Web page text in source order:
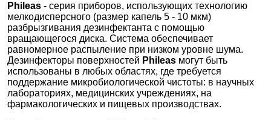
Phileas - серия приборов, использующих технологию
мелкодисперсного (размер капель 5 - 10 мкм)
разбрызгивания дезинфектанта с помощью
вращающегося диска. Система обеспечивает
равномерное распыление при низком уровне шума.
Дезинфекторы поверхностей Phileas могут быть
использованы в любых областях, где требуется
поддержание микробиологической чистоты: в научных
лабораториях, медицинских учреждениях, на
фармакологических и пищевых производствах.